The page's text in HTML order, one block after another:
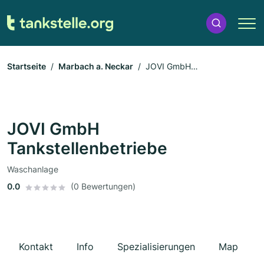
Startseite Marbach a. Neckar
JOVI GmbH
JOVI GmbH
Tankstellenbetriebe
Waschanlage
0.0
(0 Bewertungen)
Kontakt Info Spezialisierungen Map